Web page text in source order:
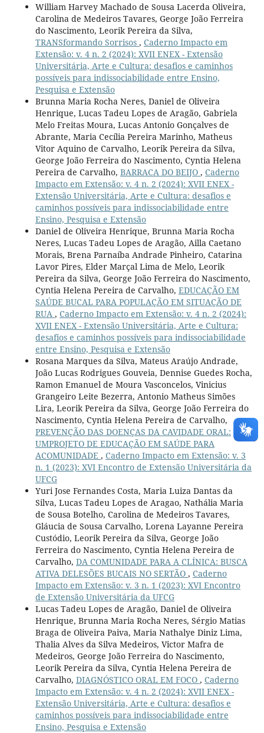
William Harvey Machado de Sousa Lacerda Oliveira,
Carolina de Medeiros Tavares, George João Ferreira
do Nascimento, Leorik Pereira da Silva,
TRANSformando Sorrisos , Caderno Impacto em
Extensão: v. 4 n. 2 (2024): XVII ENEX - Extensão
Universitária, Arte e Cultura: desafios e caminhos
possíveis para indissociabilidade entre Ensino,
Pesquisa e Extensão
Brunna Maria Rocha Neres, Daniel de Oliveira
Henrique, Lucas Tadeu Lopes de Aragão, Gabriela
Melo Freitas Moura, Lucas Antonio Gonçalves de
Abrante, Maria Cecília Pereira Marinho, Matheus
Vitor Aquino de Carvalho, Leorik Pereira da Silva,
George João Ferreira do Nascimento, Cyntia Helena
Pereira de Carvalho, BARRACA DO BEIJO , Caderno
Impacto em Extensão: v. 4 n. 2 (2024): XVII ENEX -
Extensão Universitária, Arte e Cultura: desafios e
caminhos possíveis para indissociabilidade entre
Ensino, Pesquisa e Extensão
Daniel de Oliveira Henrique, Brunna Maria Rocha
Neres, Lucas Tadeu Lopes de Aragão, Ailla Caetano
Morais, Brena Parnaíba Andrade Pinheiro, Catarina
Lavor Pires, Elder Marçal Lima de Melo, Leorik
Pereira da Silva, George João Ferreira do Nascimento,
Cyntia Helena Pereira de Carvalho, EDUCAÇÃO EM
SAÚDE BUCAL PARA POPULAÇÃO EM SITUAÇÃO DE
RUA , Caderno Impacto em Extensão: v. 4 n. 2 (2024):
XVII ENEX - Extensão Universitária, Arte e Cultura:
desafios e caminhos possíveis para indissociabilidade
entre Ensino, Pesquisa e Extensão
Rosana Marques da Silva, Mateus Araújo Andrade,
João Lucas Rodrigues Gouveia, Dennise Guedes Rocha,
Ramon Emanuel de Moura Vasconcelos, Vinicius
Grangeiro Leite Bezerra, Antonio Matheus Simões
Lira, Leorik Pereira da Silva, George João Ferreira do
Nascimento, Cyntia Helena Pereira de Carvalho,
PREVENÇÃO DAS DOENÇAS DA CAVIDADE ORAL:
UMPROJETO DE EDUCAÇÃO EM SAÚDE PARA
ACOMUNIDADE , Caderno Impacto em Extensão: v. 3
n. 1 (2023): XVI Encontro de Extensão Universitária da
UFCG
Yuri Jose Fernandes Costa, Maria Luiza Dantas da
Silva, Lucas Tadeu Lopes de Aragao, Nathália Maria
de Sousa Botelho, Carolina de Medeiros Tavares,
Gláucia de Sousa Carvalho, Lorena Layanne Pereira
Custódio, Leorik Pereira da Silva, George João
Ferreira do Nascimento, Cyntia Helena Pereira de
Carvalho, DA COMUNIDADE PARA A CLÍNICA: BUSCA
ATIVA DELESÕES BUCAIS NO SERTÃO , Caderno
Impacto em Extensão: v. 3 n. 1 (2023): XVI Encontro
de Extensão Universitária da UFCG
Lucas Tadeu Lopes de Aragão, Daniel de Oliveira
Henrique, Brunna Maria Rocha Neres, Sérgio Matias
Braga de Oliveira Paiva, Maria Nathalye Diniz Lima,
Thalia Alves da Silva Medeiros, Victor Mafra de
Medeiros, George João Ferreira do Nascimento,
Leorik Pereira da Silva, Cyntia Helena Pereira de
Carvalho, DIAGNÓSTICO ORAL EM FOCO , Caderno
Impacto em Extensão: v. 4 n. 2 (2024): XVII ENEX -
Extensão Universitária, Arte e Cultura: desafios e
caminhos possíveis para indissociabilidade entre
Ensino, Pesquisa e Extensão